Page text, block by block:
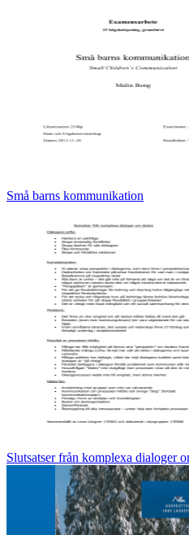
Små barns kommunikation
Slutsatser från komplexa dialoger